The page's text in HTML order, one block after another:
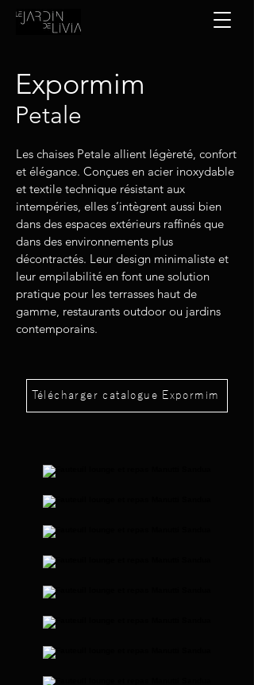
Expormim
Petale
Les chaises Petale allient légèreté, confort
et élégance. Conçues en acier inoxydable
et textile technique résistant aux
intempéries, elles s’intègrent aussi bien
dans des espaces extérieurs raffinés que
dans des environnements plus
décontractés. Leur design minimaliste et
leur empilabilité en font une solution
pratique pour les terrasses haut de
gamme, restaurants outdoor ou jardins
contemporains.
Télécharger catalogue Expormim